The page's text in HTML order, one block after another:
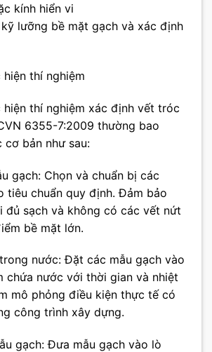
kính hiển vi
lưỡng bề mặt gạch và xác định
thí nghiệm
hiện thí nghiệm xác định vết tróc
6355-7:2009 thường bao
bản như sau:
gạch: Chọn và chuẩn bị các
tiêu chuẩn quy định. Đảm bảo
đủ sạch và không có các vết nứt
bề mặt lớn.
nước: Đặt các mẫu gạch vào
chứa nước với thời gian và nhiệt
mô phỏng điều kiện thực tế có
công trình xây dựng.
gạch: Đưa mẫu gạch vào lò